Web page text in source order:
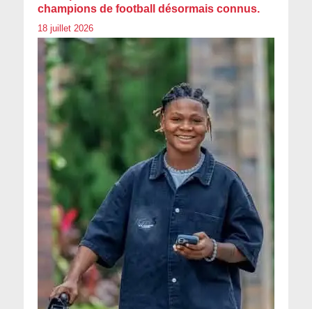
champions de football désormais connus.
18 juillet 2026